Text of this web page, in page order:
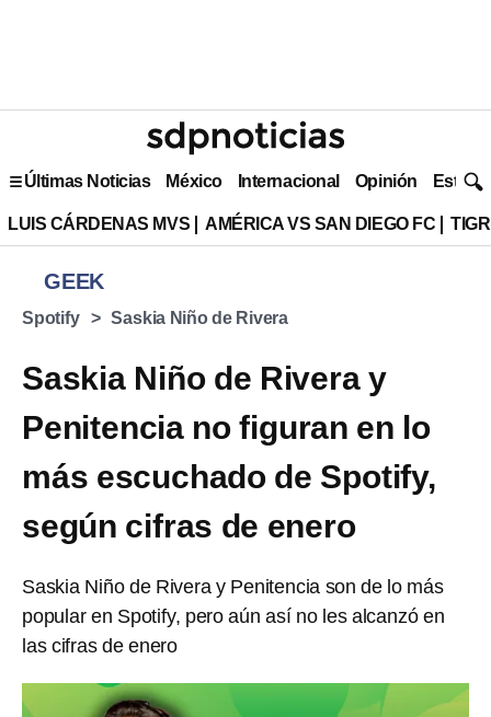
Últimas Noticias México Internacional Opinión Estilo
LUIS CÁRDENAS MVS AMÉRICA VS SAN DIEGO FC
GEEK
Spotify Saskia Niño de Rivera
Saskia Niño de Rivera y
Penitencia no figuran en lo
más escuchado de Spotify,
según cifras de enero
Saskia Niño de Rivera y Penitencia son de lo más
popular en Spotify, pero aún así no les alcanzó en
las cifras de enero